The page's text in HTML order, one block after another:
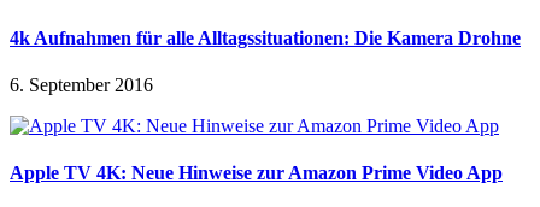
4k Aufnahmen für alle Alltagssituationen: Die Kamera Drohne
6. September 2016
Apple TV 4K: Neue Hinweise zur Amazon Prime Video App